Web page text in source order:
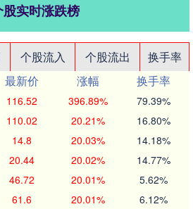
股实时涨跌榜
个股流入 个股流出
换手率
最新价 涨幅
换手率
116.52 396.89% 79.39%
110.02 20.21% 16.80%
14.8 20.03% 14.18%
20.44 20.02% 14.77%
46.72 20.01% 5.62%
61.6 20.01% 6.12%